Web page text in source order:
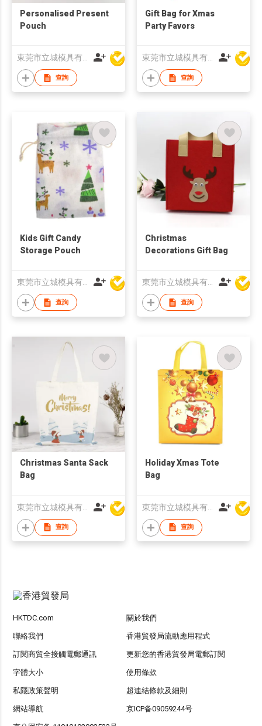
Personalised Present
Pouch
查詢
Gift Bag for Xmas
Party Favors
查詢
Kids Gift Candy
Storage Pouch
東莞市立城模具有限公司
查詢
Christmas
Decorations Gift Bag
東莞市立城模具有限公司
查詢
Christmas Santa Sack
Bag
查詢
Holiday Xmas Tote
Bag
查詢
HKTDC.com 關於我們
聯絡我們 香港貿發局流動應用程式
訂閱商貿全接觸電郵通訊 更新您的香港貿發局電郵訂閱
字體大小 使用條款
私隱政策聲明 超連結條款及細則
網站導航 京ICP备09059244号